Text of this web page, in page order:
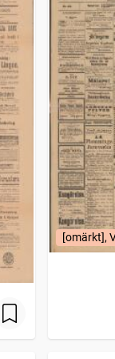
1
1
1
1
1
1
1
1
1
1
1
1
1
1
1
1
[omärkt],